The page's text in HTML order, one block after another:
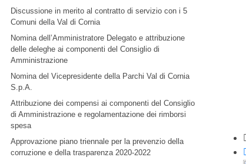
Discussione in merito al contratto di servizio con i 5
Comuni della Val di Cornia
Nomina dell’Amministratore Delegato e attribuzione
delle deleghe ai componenti del Consiglio di
Amministrazione
Nomina del Vicepresidente della Parchi Val di Cornia
S.p.A.
Attribuzione dei compensi ai componenti del Consiglio
di Amministrazione e regolamentazione dei rimborsi
spesa
Approvazione piano triennale per la prevenzio della
corruzione e della trasparenza 2020-2022